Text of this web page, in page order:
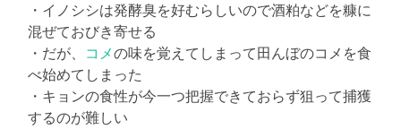
・イノシシは発酵臭を好むらしいので酒粕などを糠に
混ぜておびき寄せる
・だが、 コメの味を覚えてしまって田んぼのコメを食
べ始めてしまった
・キョンの食性が今一つ把握できておらず狙って捕獲
するのが難しい